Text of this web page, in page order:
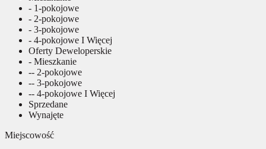
- 1-pokojowe
- 2-pokojowe
- 3-pokojowe
- 4-pokojowe I Więcej
Oferty Deweloperskie
- Mieszkanie
-- 2-pokojowe
-- 3-pokojowe
-- 4-pokojowe I Więcej
Sprzedane
Wynajęte
Miejscowość